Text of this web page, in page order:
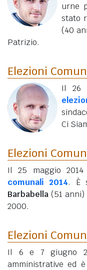
urne
stato
(40
Patrizio.
Elezioni
Il 26
Ci
Elezioni
Il 25 maggio
comunali 2014. È
Barbabella (51 anni)
2000.
Elezioni
Il 6 e 7 giugno
amministrative ed